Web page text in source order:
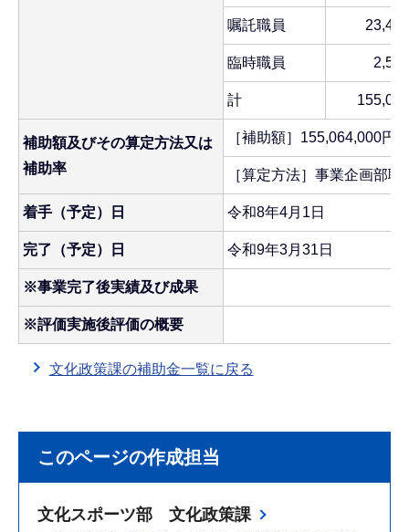
嘱託職員 23,416
臨時職員 2,525
計 155,064
補助額及びその算定方法又は
補助率
［補助額］155,064,000円
［算定方法］事業企画部
着手（予定）日 令和8年4月1日
完了（予定）日 令和9年3月31日
※事業完了後実績及び成果
※評価実施後評価の概要
文化政策課の補助金一覧に戻る
このページの作成担当
文化スポーツ部 文化政策課